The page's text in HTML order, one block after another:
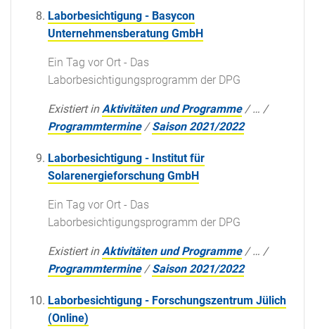
Laborbesichtigung - Basycon
Unternehmensberatung GmbH
Ein Tag vor Ort - Das
Laborbesichtigungsprogramm der DPG
Existiert in Aktivitäten und Programme /… /
Programmtermine /Saison 2021/2022
Laborbesichtigung - Institut für
Solarenergieforschung GmbH
Ein Tag vor Ort - Das
Laborbesichtigungsprogramm der DPG
Existiert in Aktivitäten und Programme /… /
Programmtermine /Saison 2021/2022
Laborbesichtigung - Forschungszentrum Jülich
(Online)